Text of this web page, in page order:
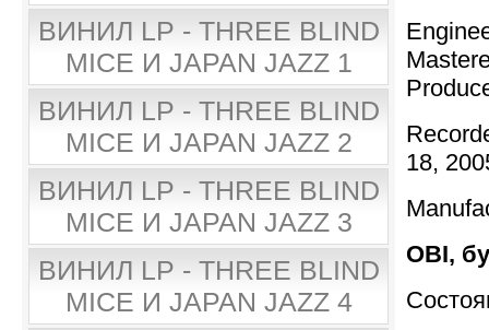
ВИНИЛ LP - THREE BLIND
MICE И JAPAN JAZZ 1
ВИНИЛ LP - THREE BLIND
MICE И JAPAN JAZZ 2
ВИНИЛ LP - THREE BLIND
MICE И JAPAN JAZZ 3
ВИНИЛ LP - THREE BLIND
MICE И JAPAN JAZZ 4
18,
OBI,